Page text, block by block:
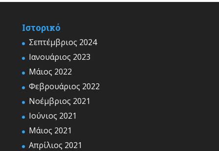
Ιστορικό
Σεπτέμβριος 2024
Ιανουάριος 2023
Μάιος 2022
Φεβρουάριος 2022
Νοέμβριος 2021
Ιούνιος 2021
Μάιος 2021
Απρίλιος 2021